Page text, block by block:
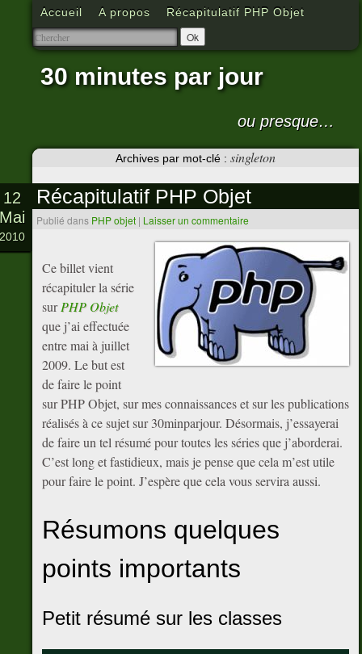
Accueil A propos Récapitulatif PHP Objet
30 minutes par jour
ou presque…
Archives par mot-clé :singleton
Récapitulatif PHP Objet
Publié dans PHP objet | Laisser un commentaire
12
Mai
2010
Ce billet vient
récapituler la série
surPHP Objet
que j’ai effectuée
entre mai à juillet
2009. Le but est
de faire le point
sur PHP Objet, sur mes connaissances et sur les publications
réalisés à ce sujet sur 30minparjour. Désormais, j’essayerai
de faire un tel résumé pour toutes les séries que j’aborderai.
C’est long et fastidieux, mais je pense que cela m’est utile
pour faire le point. J’espère que cela vous servira aussi.
Résumons quelques
points importants
Petit résumé sur les classes